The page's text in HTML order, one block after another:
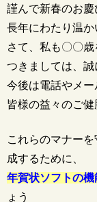
謹んで新春のお
長年にわたり温
さて、私も〇〇
つきましては、
今後は電話やメ
これらのマナー
成するために、
年賀状ソフトの機
ょう